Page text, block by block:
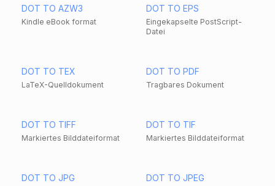
DOT TO AZW3
Kindle eBook format
DOT TO EPS
Eingekapselte PostScript-
Datei
DOT TO TEX
LaTeX-Quelldokument
DOT TO PDF
Tragbares Dokument
DOT TO TIFF
Markiertes Bilddateiformat
DOT TO TIF
Markiertes Bilddateiformat
DOT TO JPG DOT TO JPEG